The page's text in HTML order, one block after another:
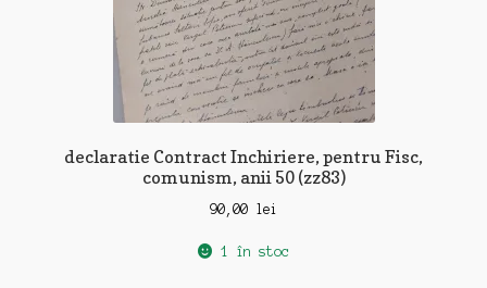
declaratie Contract Inchiriere, pentru Fisc,
comunism, anii 50 (zz83)
90,00 lei
1 în stoc